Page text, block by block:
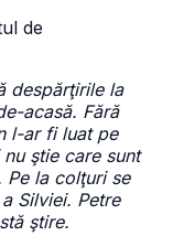
de
despărţirile la
acasă. Fără
l-ar fi luat pe
ştie care sunt
Pe la colţuri se
Silviei. Petre
ştire.